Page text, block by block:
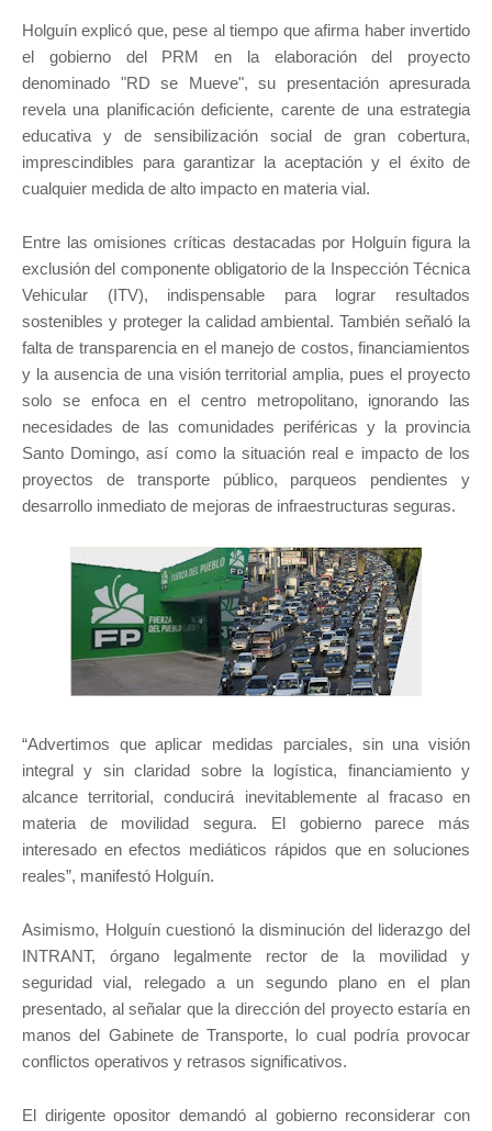
Holguín explicó que, pese al tiempo que afirma haber invertido
el gobierno del PRM en la elaboración del proyecto
denominado "RD se Mueve", su presentación apresurada
revela una planificación deficiente, carente de una estrategia
educativa y de sensibilización social de gran cobertura,
imprescindibles para garantizar la aceptación y el éxito de
cualquier medida de alto impacto en materia vial.
Entre las omisiones críticas destacadas por Holguín figura la
exclusión del componente obligatorio de la Inspección Técnica
Vehicular (ITV), indispensable para lograr resultados
sostenibles y proteger la calidad ambiental. También señaló la
falta de transparencia en el manejo de costos, financiamientos
y la ausencia de una visión territorial amplia, pues el proyecto
solo se enfoca en el centro metropolitano, ignorando las
necesidades de las comunidades periféricas y la provincia
Santo Domingo, así como la situación real e impacto de los
proyectos de transporte público, parqueos pendientes y
desarrollo inmediato de mejoras de infraestructuras seguras.
“Advertimos que aplicar medidas parciales, sin una visión
integral y sin claridad sobre la logística, financiamiento y
alcance territorial, conducirá inevitablemente al fracaso en
materia de movilidad segura. El gobierno parece más
interesado en efectos mediáticos rápidos que en soluciones
reales”, manifestó Holguín.
Asimismo, Holguín cuestionó la disminución del liderazgo del
INTRANT, órgano legalmente rector de la movilidad y
seguridad vial, relegado a un segundo plano en el plan
presentado, al señalar que la dirección del proyecto estaría en
manos del Gabinete de Transporte, lo cual podría provocar
conflictos operativos y retrasos significativos.
El dirigente opositor demandó al gobierno reconsiderar con